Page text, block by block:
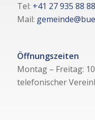
Tel: +41 27 935 88 88
Mail:
Öffnungszeiten
Montag – Freitag:
telefonischer